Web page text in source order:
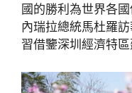
國的勝利為世界各
內瑞拉總統馬杜羅
習借鑒深圳經濟特